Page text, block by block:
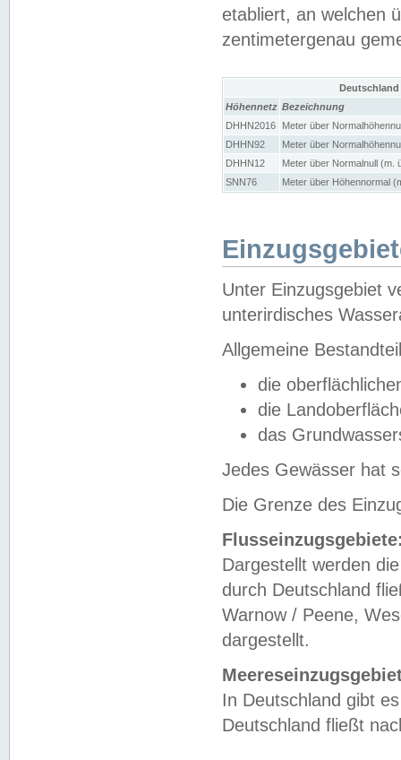
etabliert, an welchen
zentimetergenau
Höhennetz Bezeichnung
DHHN2016
Meter über
DHHN92
Meter über
DHHN12
Meter über Normalnull (m.
SNN76
Meter über Höhennormal
Unter Einzugsgebiet
unterirdisches
Allgemeine
die
die
das
Jedes Gewässer hat
Die Grenze des
Dargestellt werden
durch Deutschland
Warnow / Peene,
dargestellt.
In Deutschland gibt
Deutschland fließt